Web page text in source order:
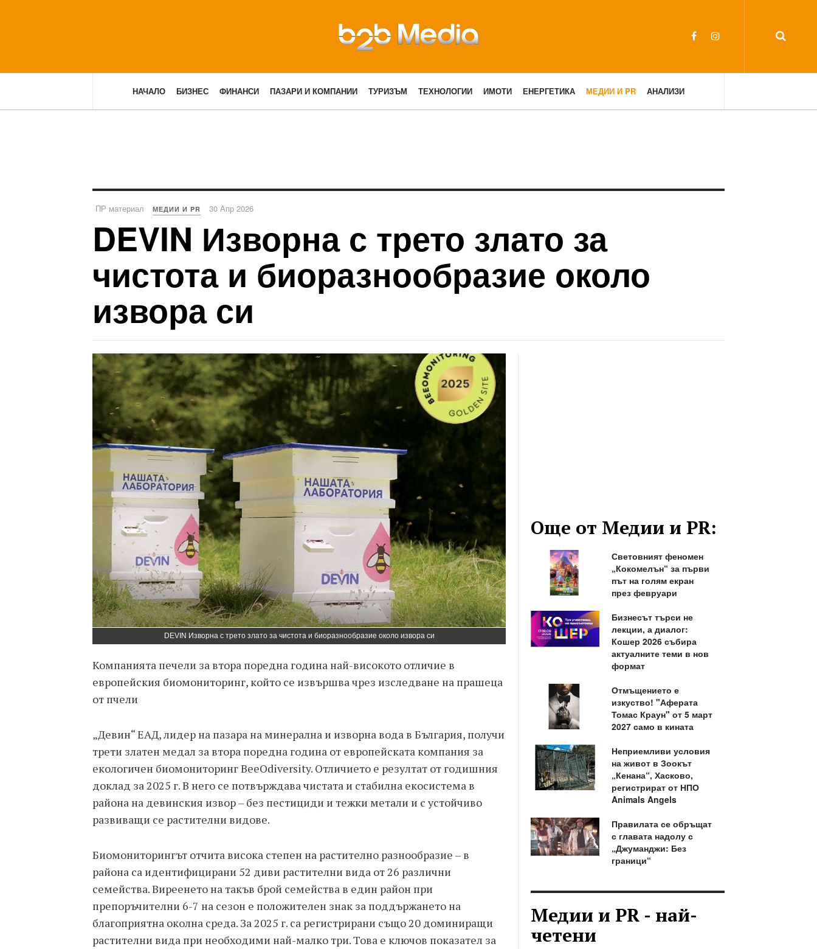
НАЧАЛО БИЗНЕС ФИНАНСИ ПАЗАРИ И КОМПАНИИ ТУРИЗЪМ ТЕХНОЛОГИИ ИМОТИ ЕНЕРГЕТИКА МЕДИИ И PR АНАЛИЗИ
ПР материал МЕДИИ И PR 30 Апр 2026
DEVIN Изворна с трето злато за
чистота и биоразнообразие около
извора си
DEVIN Изворна с трето злато за чистота и биоразнообразие около извора си
Компанията печели за втора поредна година най-високото отличие в
европейския биомониторинг, който се извършва чрез изследване на прашеца
от пчели
„Девин“ ЕАД, лидер на пазара на минерална и изворна вода в България, получи
трети златен медал за втора поредна година от европейската компания за
екологичен биомониторинг BeeOdiversity. Отличието е резултат от годишния
доклад за 2025 г. В него се потвърждава чистата и стабилна екосистема в
района на девинския извор – без пестициди и тежки метали и с устойчиво
развиващи се растителни видове.
Биомониторингът отчита висока степен на растително разнообразие – в
района са идентифицирани 52 диви растителни вида от 26 различни
семейства. Виреенето на такъв брой семейства в един район при
препоръчителни 6-7 на сезон е положителен знак за поддържането на
благоприятна околна среда. За 2025 г. са регистрирани също 20 доминиращи
растителни вида при необходими най-малко три. Това е ключов показател за
Още от Медии и PR:
Световният феномен
„Кокомелън“ за първи
път на голям екран
през февруари
Бизнесът търси не
лекции, а диалог:
Кошер 2026 събира
актуалните теми в нов
формат
Отмъщението е
изкуство! "Аферата
Томас Краун" от 5 март
2027 само в кината
Неприемливи условия
на живот в Зоокът
„Кенана“, Хасково,
регистрират от НПО
Animals Angels
Правилата се обръщат
с главата надолу с
„Джуманджи: Без
граници“
Медии и PR - най-
четени